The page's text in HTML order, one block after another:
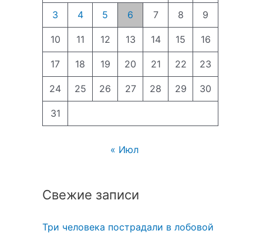
3 4 5 6 7 8 9
10 11 12 13 14 15 16
17 18 19 20 21 22 23
24 25 26 27 28 29 30
31
« Июл
Свежие записи
Три человека пострадали в лобовой